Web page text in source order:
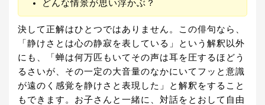
どんな情景が思い浮かぶ？
決して正解はひとつではありません。この俳句なら、
「静けさとは心の静寂を表している」という解釈以外
にも、「蝉は何万匹もいてその声は耳を圧するほどう
るさいが、その一定の大音量のなかにいてフッと意識
が遠のく感覚を静けさと表現した」と解釈をすること
もできます。お子さんと一緒に、対話をとおして自由